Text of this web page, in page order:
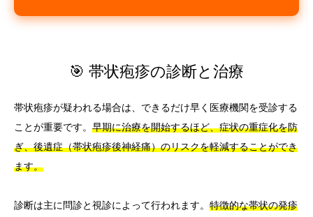
🎯 帯状疱疹の診断と治療
帯状疱疹が疑われる場合は、できるだけ早く医療機関を受診する
ことが重要です。 早期に治療を開始するほど、症状の重症化を防
ぎ、後遺症（帯状疱疹後神経痛）のリスクを軽減することができ
ます。
診断は主に問診と視診によって行われます。 特徴的な帯状の発疹